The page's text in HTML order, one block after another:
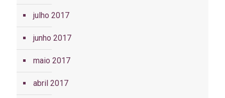
julho 2017
junho 2017
maio 2017
abril 2017